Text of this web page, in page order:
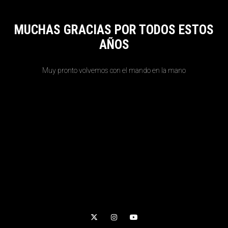
MUCHAS GRACIAS POR TODOS ESTOS
AÑOS
Muy pronto volvemos con el mando en la mano